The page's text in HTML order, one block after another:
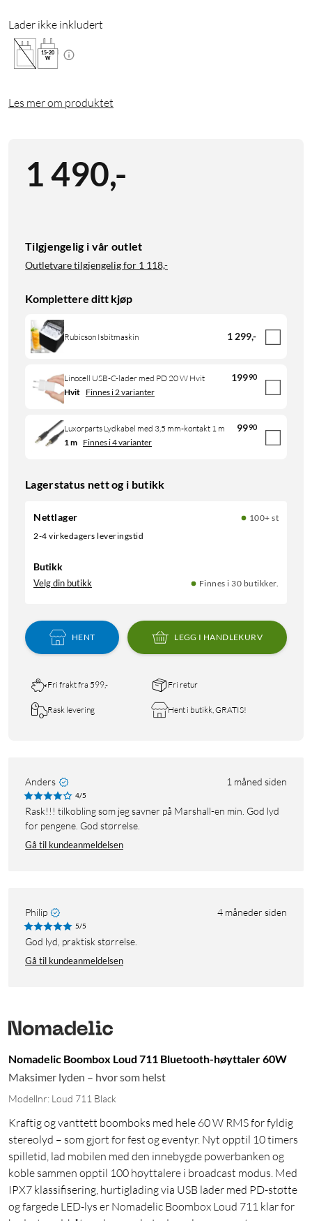
Lader ikke inkludert
15-20
W
Les mer om produktet
1 490,-
Tilgjengelig i vår outlet
Outletvare tilgjengelig for 1 118,-
Komplettere ditt kjøp
Rubicson Isbitmaskin 1 299,-
Linocell USB-C-lader med PD 20 W Hvit 19990
Hvit Finnes i 2 varianter
Luxorparts Lydkabel med 3,5 mm-kontakt 1 m 9990
1 m Finnes i 4 varianter
Lagerstatus nett og i butikk
Nettlager
100+ st
2-4 virkedagers leveringstid
Butikk
Velg din butikk Finnes i 30 butikker.
HENT LEGG I HANDLEKURV
Fri frakt fra 599,- Fri retur
Rask levering Hent i butikk, GRATIS!
Anders 1 måned siden
4/5
Rask!!! tilkobling som jeg savner på Marshall-en min. God lyd
for pengene. God størrelse.
Gå til kundeanmeldelsen
Philip 4 måneder siden
5/5
God lyd, praktisk størrelse.
Gå til kundeanmeldelsen
Nomadelic Boombox Loud 711 Bluetooth-høyttaler 60W
Maksimer lyden – hvor som helst
Modellnr: Loud 711 Black
Kraftig og vanttett boomboks med hele 60 W RMS for fyldig
stereolyd – som gjort for fest og eventyr. Nyt opptil 10 timers
spilletid, lad mobilen med den innebygde powerbanken og
koble sammen opptil 100 høyttalere i broadcast modus. Med
IPX7 klassifisering, hurtiglading via USB lader med PD-støtte
og fargede LED-lys er Nomadelic Boombox Loud 711 klar for